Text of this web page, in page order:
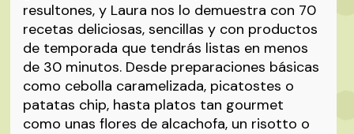
resultones, y Laura nos lo demuestra con 70
recetas deliciosas, sencillas y con productos
de temporada que tendrás listas en menos
de 30 minutos. Desde preparaciones básicas
como cebolla caramelizada, picatostes o
patatas chip, hasta platos tan gourmet
como unas flores de alcachofa, un risotto o